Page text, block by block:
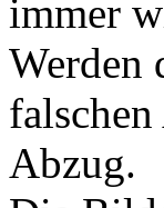
immer
Werden
Abzug.